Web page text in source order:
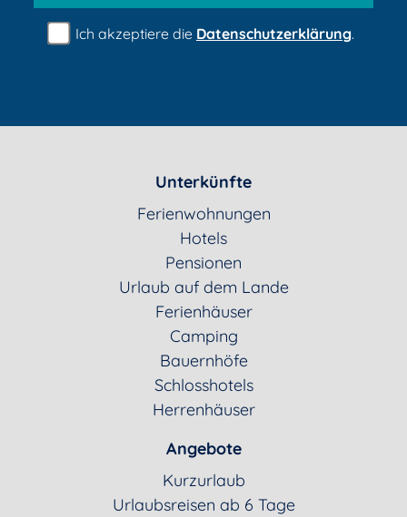
Ich akzeptiere die Datenschutzerklärung.
Unterkünfte
Ferienwohnungen
Hotels
Pensionen
Urlaub auf dem Lande
Ferienhäuser
Camping
Bauernhöfe
Schlosshotels
Herrenhäuser
Angebote
Kurzurlaub
Urlaubsreisen ab 6 Tage